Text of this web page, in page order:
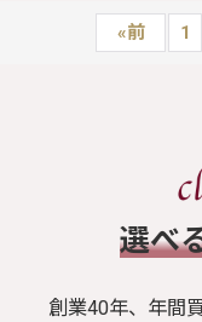
«前 1
選べ
創業40年、年間